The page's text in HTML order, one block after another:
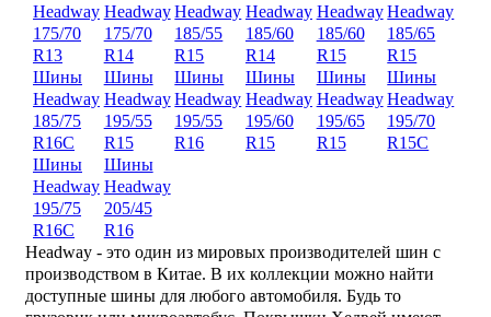
Headway
175/70
R13
Headway
175/70
R14
Headway
185/55
R15
Headway
185/60
R14
Headway
185/60
R15
Headway
185/65
R15
Шины
Headway
185/75
R16C
Шины
Headway
195/55
R15
Шины
Headway
195/55
R16
Шины
Headway
195/60
R15
Шины
Headway
195/65
R15
Шины
Headway
195/70
R15C
Шины
Headway
195/75
R16C
Шины
Headway
205/45
R16
Headway - это один из мировых производителей шин с
производством в Китае. В их коллекции можно найти
доступные шины для любого автомобиля. Будь то